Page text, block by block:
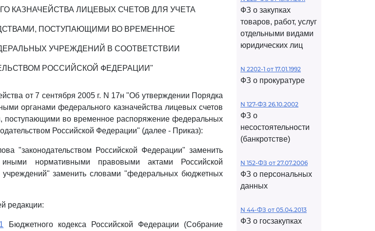
КАЗНАЧЕЙСТВА ЛИЦЕВЫХ СЧЕТОВ ДЛЯ УЧЕТА
ПОСТУПАЮЩИМИ ВО ВРЕМЕННОЕ
УЧРЕЖДЕНИЙ В СООТВЕТСТВИИ
РОССИЙСКОЙ ФЕДЕРАЦИИ"
от 7 сентября 2005 г. N 17н "Об утверждении Порядка
органами федерального казначейства лицевых счетов
поступающими во временное распоряжение федеральных
Российской Федерации" (далее - Приказ):
"законодательством Российской Федерации" заменить
нормативными правовыми актами Российской
заменить словами "федеральных бюджетных
редакции:
Бюджетного кодекса Российской Федерации (Собрание
ФЗ о закупках
товаров, работ, услуг
отдельными видами
юридических лиц
N 2202-1 от 17.01.1992
ФЗ о прокуратуре
N 127-ФЗ 26.10.2002
ФЗ о
несостоятельности
(банкротстве)
N 152-ФЗ от 27.07.2006
ФЗ о персональных
данных
N 44-ФЗ от 05.04.2013
ФЗ о госзакупках